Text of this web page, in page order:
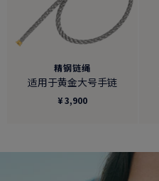
精钢链绳
适用于黄金大号手链
¥ 3,900